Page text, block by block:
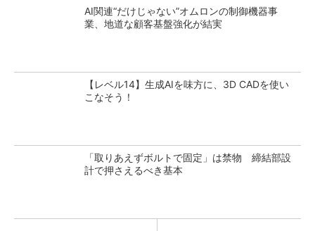
AI関連“だけじゃない”オムロンの制御機器事
業、地道な顧客基盤強化が結実
【レベル14】生成AIを味方に、3D CADを使い
こなそう！
「取りあえずボルトで固定」は禁物 締結部設
計で押さえるべき基本